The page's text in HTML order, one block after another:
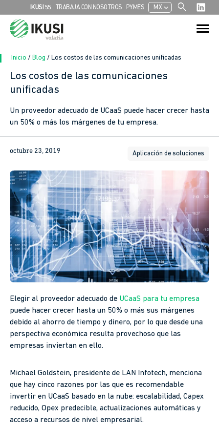
IKUSI 55 TRABAJA CON NOSOTROS PYMES MXchevron_left search
Search
for:
Search Button
Inicio / Blog / Los costos de las comunicaciones unificadas
Los costos de las comunicaciones
unificadas
Un proveedor adecuado de UCaaS puede hacer crecer hasta
un 50% o más los márgenes de tu empresa.
octubre 23, 2019 Aplicación de soluciones
Elegir al proveedor adecuado de UCaaS para tu empresa
puede hacer crecer hasta un 50% o más sus márgenes
debido al ahorro de tiempo y dinero, por lo que desde una
perspectiva económica resulta provechoso que las
empresas inviertan en ello.
Michael Goldstein, presidente de LAN Infotech, menciona
que hay cinco razones por las que es recomendable
invertir en UCaaS basado en la nube: escalabilidad, Capex
reducido, Opex predecible, actualizaciones automáticas y
acceso a recursos de nivel empresarial.